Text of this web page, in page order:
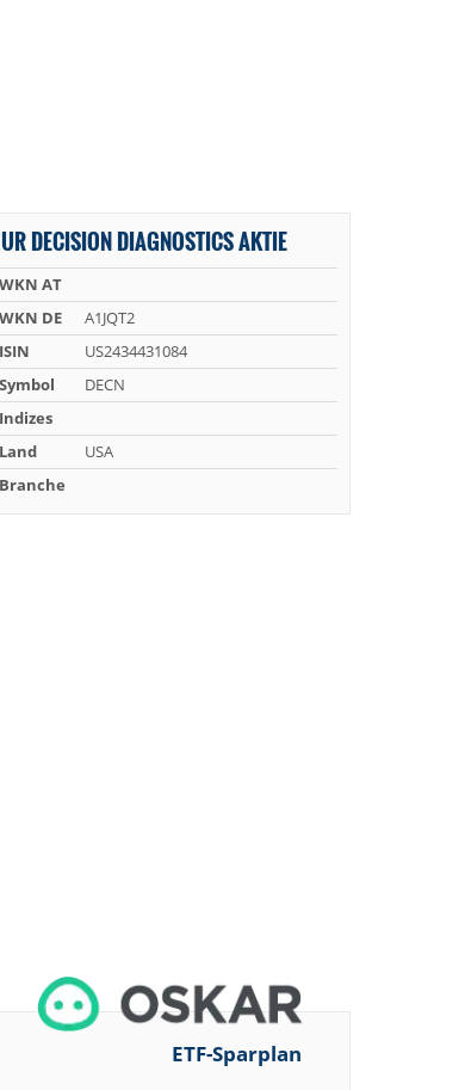
DECISION DIAGNOSTICS AKTIE
WKN AT
WKN DE
A1JQT2
ISIN
US2434431084
Symbol
DECN
Indizes
Land
USA
Branche
ETF-Sparplan